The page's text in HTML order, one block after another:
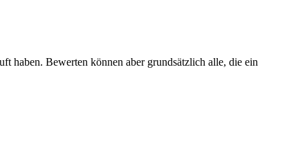
haben. Bewerten können aber grundsätzlich alle, die ein